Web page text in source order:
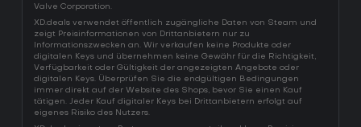
Valve Corporation.
XD.deals verwendet öffentlich zugängliche Daten von Steam und
zeigt Preisinformationen von Drittanbietern nur zu
Informationszwecken an. Wir verkaufen keine Produkte oder
digitalen Keys und übernehmen keine Gewähr für die Richtigkeit,
Verfügbarkeit oder Gültigkeit der angezeigten Angebote oder
digitalen Keys. Überprüfen Sie die endgültigen Bedingungen
immer direkt auf der Website des Shops, bevor Sie einen Kauf
tätigen. Jeder Kauf digitaler Keys bei Drittanbietern erfolgt auf
eigenes Risiko des Nutzers.